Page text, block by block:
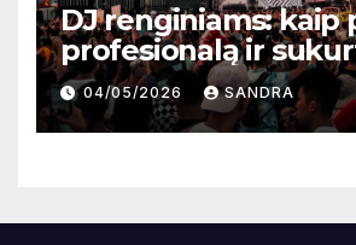
DJ renginiams: kaip
profesionalą ir
nepamirštamą
04/05/2026 SANDRA